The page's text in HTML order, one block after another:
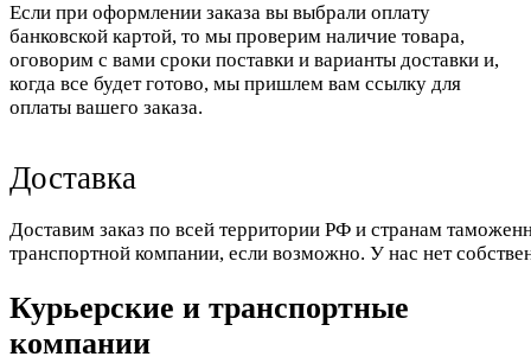
Если при оформлении заказа вы выбрали оплату
банковской картой, то мы проверим наличие товара,
оговорим с вами сроки поставки и варианты доставки и,
когда все будет готово, мы пришлем вам ссылку для
оплаты вашего заказа.
Доставка
Доставим заказ по всей территории РФ и странам
транспортной компании, если возможно. У нас нет
Курьерские и транспортные
компании